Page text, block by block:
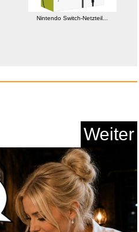
SAFETEK
Anzeige
Nintendo Switch-Netzteil...
Weiter